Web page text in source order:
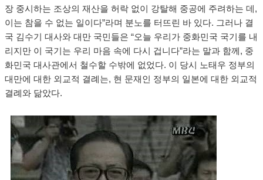
장 중시하는 조상의 재산을 허락 없이 강탈해 중공에 주려하는 데,
이는 참을 수 없는 일이다”라며 분노를 터뜨린 바 있다. 그러나 결
국 김수기 대사와 대만 국민들은 “오늘 우리가 중화민국 국기를 내
리지만 이 국기는 우리 마음 속에 다시 겁니다”라는 말과 함께, 중
화민국 대사관에서 철수할 수밖에 없었다. 이 당시 노태우 정부의
대만에 대한 외교적 결례는, 현 문재인 정부의 일본에 대한 외교적
결례와 닮았다.